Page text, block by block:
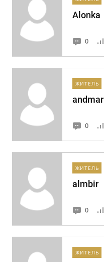
Alonka
0
ЖИТЕЛЬ
andmar
0
ЖИТЕЛЬ
almbir
0
ЖИТЕЛЬ